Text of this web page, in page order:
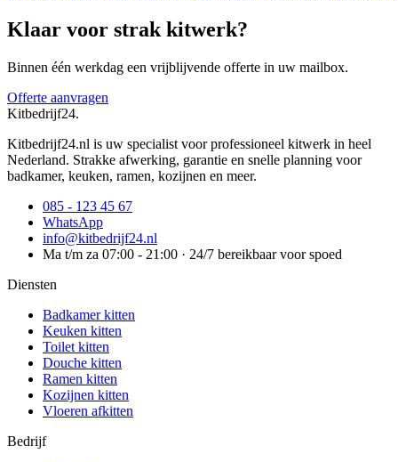
Klaar voor strak kitwerk?
Binnen één werkdag een vrijblijvende offerte in uw mailbox.
Offerte aanvragen
Kitbedrijf24.
Kitbedrijf24.nl is uw specialist voor professioneel kitwerk in heel
Nederland. Strakke afwerking, garantie en snelle planning voor
badkamer, keuken, ramen, kozijnen en meer.
085 - 123 45 67
WhatsApp
info@kitbedrijf24.nl
Ma t/m za 07:00 - 21:00 · 24/7 bereikbaar voor spoed
Diensten
Badkamer kitten
Keuken kitten
Toilet kitten
Douche kitten
Ramen kitten
Kozijnen kitten
Vloeren afkitten
Bedrijf